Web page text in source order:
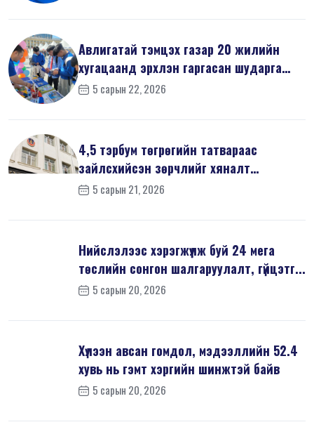
Авлигатай тэмцэх газар 20 жилийн
хугацаанд эрхлэн гаргасан шударга
ёсн...5 сарын 22, 2026
4,5 тэрбум төгрөгийн татвараас
зайлсхийсэн зөрчлийг хяналт
шалгалтаар ...
5 сарын 21, 2026
Нийслэлээс хэрэгжүүлж буй 24 мега
төслийн сонгон шалгаруулалт, гүйцэтг...
5 сарын 20, 2026
Хүлээн авсан гомдол, мэдээллийн 52.4
хувь нь гэмт хэргийн шинжтэй байв
5 сарын 20, 2026